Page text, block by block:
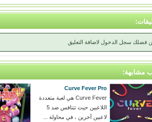
فضلك سجل الدخول لاضافة التعليق
مشابهة:
Curve Fever Pro
Curve Fever هي لعبة متعددة
اللاعبين حيث تتنافس ضد 5
لاعبين آخرين ، في محاولة ...